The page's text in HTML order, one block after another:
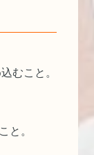
むこと。
と。